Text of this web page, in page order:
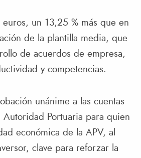
un 13,25 % más que en
de la plantilla media, que
de acuerdos de empresa,
y competencias.
unánime a las cuentas
Portuaria para quien
económica de la APV, al
clave para reforzar la